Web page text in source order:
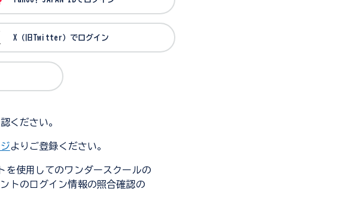
X（旧Twitter）でログイン
ください。
よりご登録ください。
を使用してのワンダースクールの
トのログイン情報の照合確認の